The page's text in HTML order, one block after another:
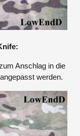
Anschlag in die
werden.